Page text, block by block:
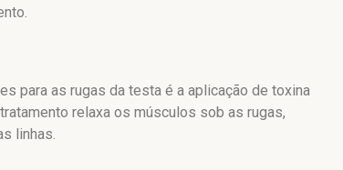
para as rugas da testa é a aplicação de toxina
relaxa os músculos sob as rugas,
linhas.